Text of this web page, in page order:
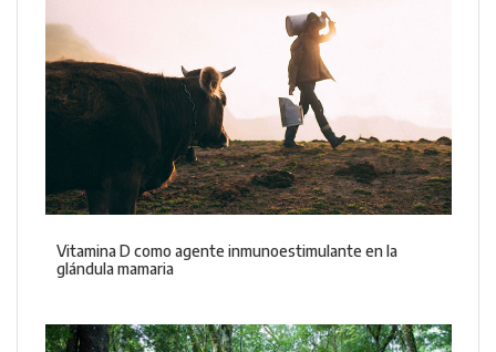
Vitamina D como agente inmunoestimulante en la
glándula mamaria